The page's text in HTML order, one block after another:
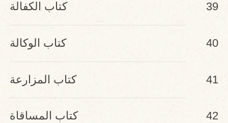
39 كتاب الكفالة
40 كتاب الوكالة
41 كتاب المزارعة
42 كتاب المساقاة